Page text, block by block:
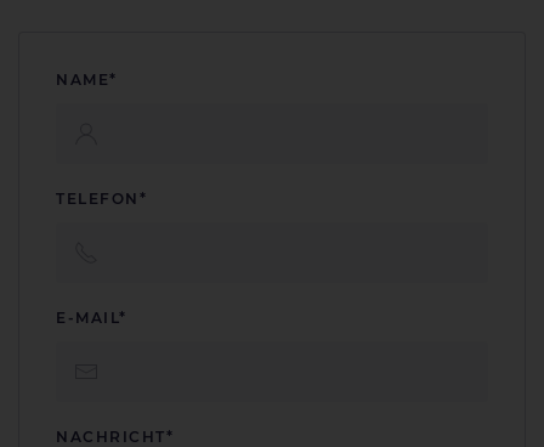
NAME*
TELEFON*
E-MAIL*
NACHRICHT*